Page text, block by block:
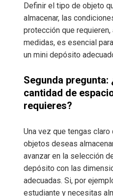
Definir el tipo de objeto
almacenar, las
protección que
medidas, es esencial
un mini depósito
Segunda pregunta:
cantidad de
requieres?
Una vez que tengas claro
objetos deseas
avanzar en la selección
depósito con las
adecuadas. Si, por
estudiante y necesitas